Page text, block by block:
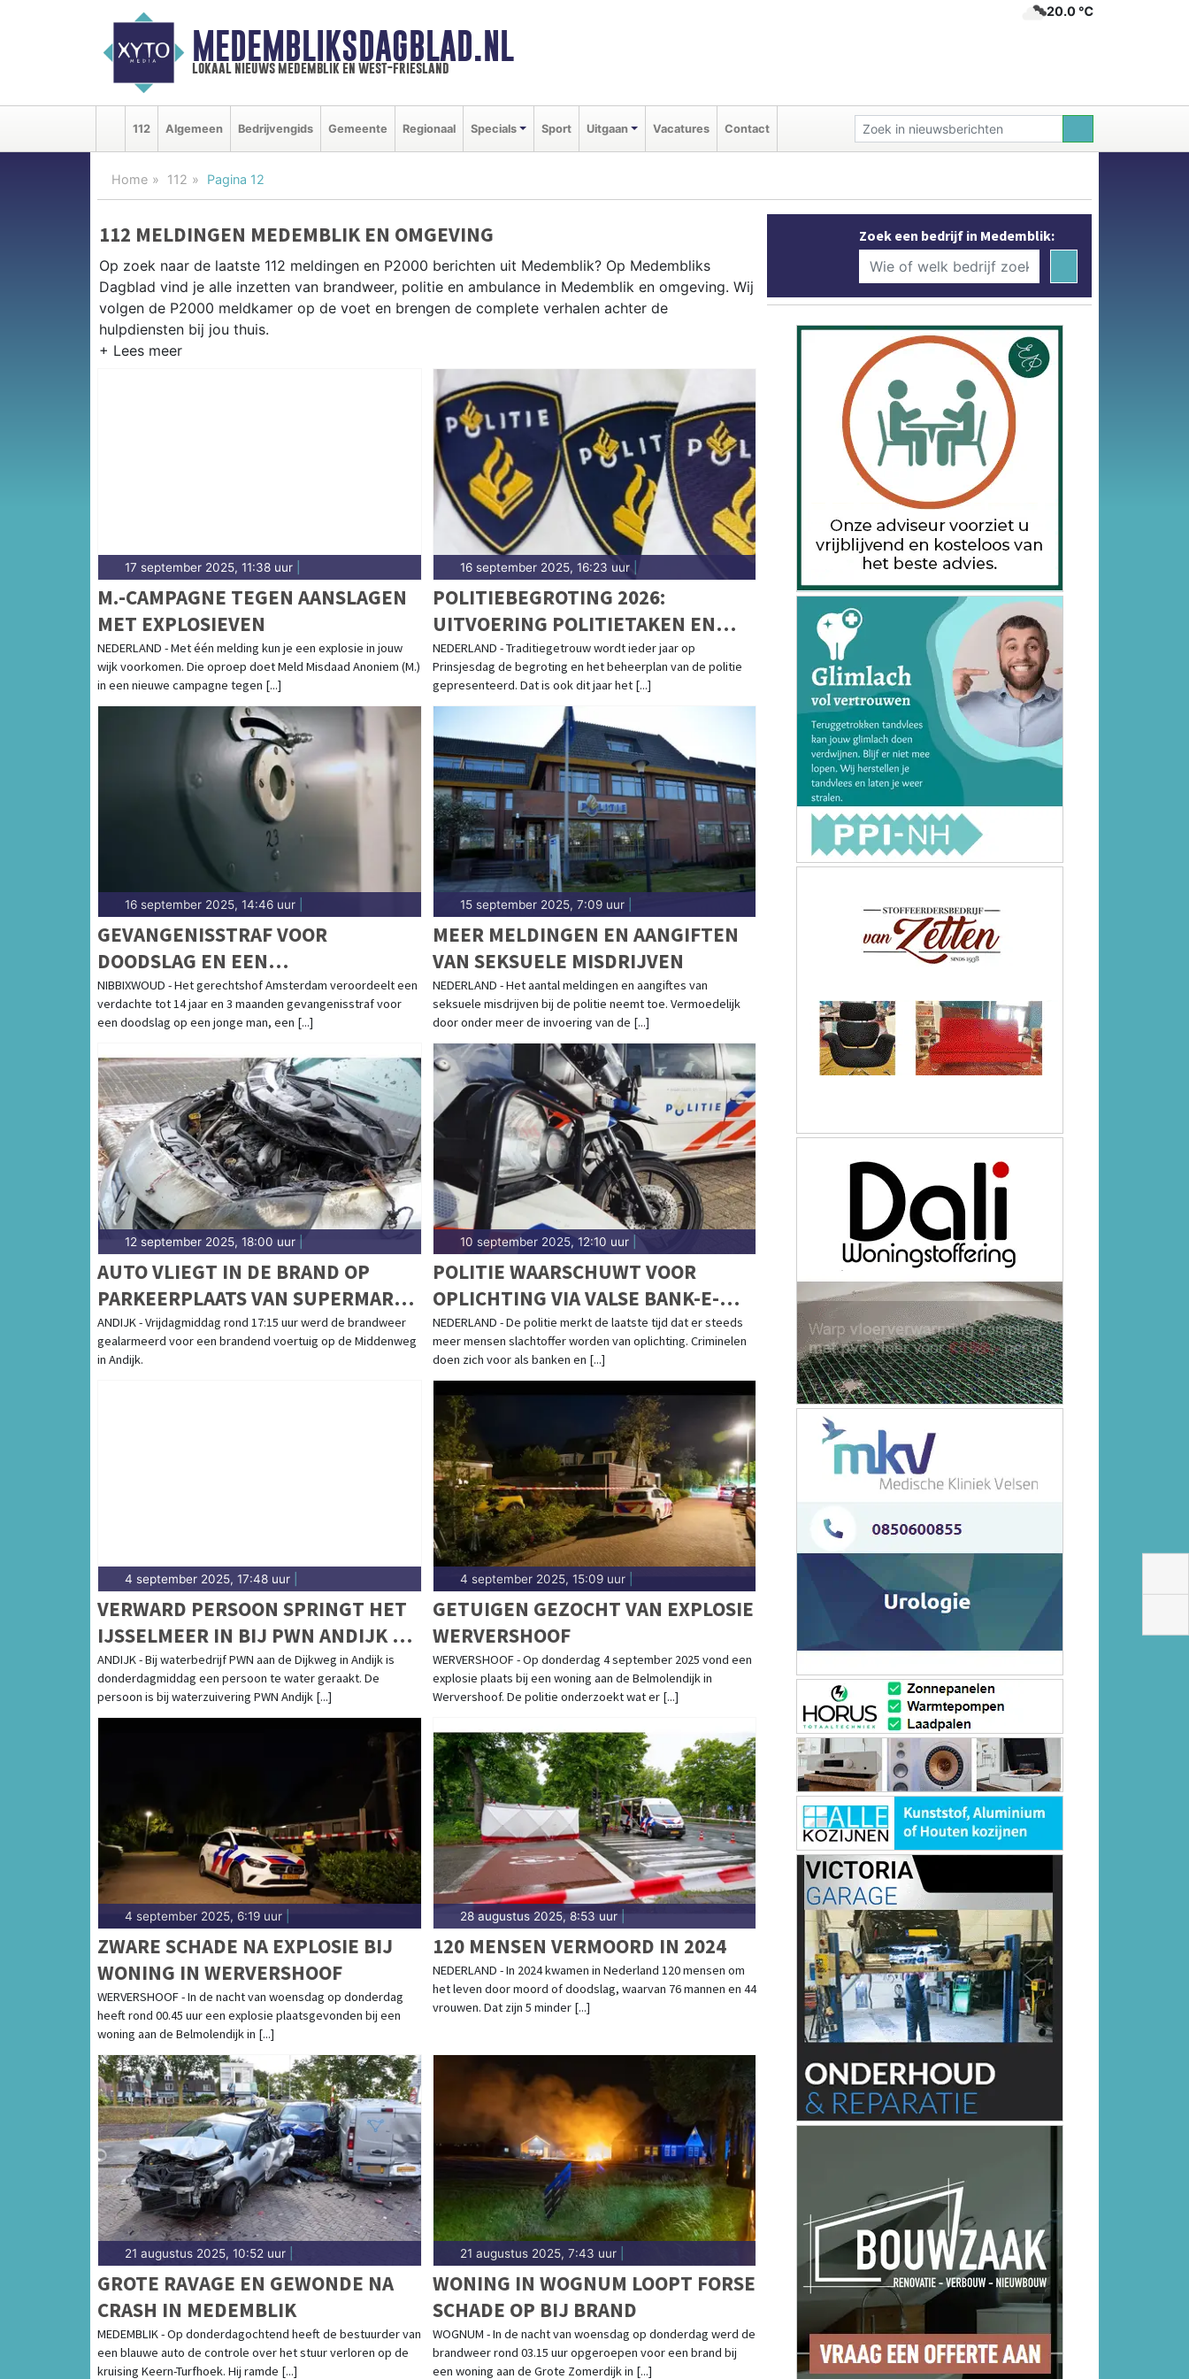
MEDEMBLIKSDAGBLAD.NL
lokaal nieuws medemblik en west-friesland
20.0 ℃
112 Algemeen Bedrijvengids Gemeente Regionaal Specials Sport Uitgaan Vacatures Contact
Home 112 Pagina 12
112 MELDINGEN MEDEMBLIK EN OMGEVING
Op zoek naar de laatste 112 meldingen en P2000 berichten uit Medemblik? Op Medembliks
Dagblad vind je alle inzetten van brandweer, politie en ambulance in Medemblik en omgeving. Wij
volgen de P2000 meldkamer op de voet en brengen de complete verhalen achter de
hulpdiensten bij jou thuis.
Van incidenten op de N240 en de Westerweg tot meldingen in Medemblik, Andijk, Wervershoof
en Oosterleek — onze redactie volgt het 112-nieuws in West-Friesland.
17 september 2025, 11:38 uur
M.-CAMPAGNE TEGEN AANSLAGEN
MET EXPLOSIEVEN
NEDERLAND - Met één melding kun je een explosie in jouw
wijk voorkomen. Die oproep doet Meld Misdaad Anoniem (M.)
in een nieuwe campagne tegen [...]
16 september 2025, 16:23 uur|
POLITIEBEGROTING 2026:
UITVOERING POLITIETAKEN EN
FINANCIËN NIET IN BALANS
NEDERLAND - Traditiegetrouw wordt ieder jaar op
Prinsjesdag de begroting en het beheerplan van de politie
gepresenteerd. Dat is ook dit jaar het [...]
16 september 2025, 14:46 uur
GEVANGENISSTRAF VOOR
DOODSLAG EN EEN
WONINGOVERVAL IN NIBBIXWOUD
NIBBIXWOUD - Het gerechtshof Amsterdam veroordeelt een
verdachte tot 14 jaar en 3 maanden gevangenisstraf voor
een doodslag op een jonge man, een [...]
15 september 2025, 7:09 uur|
MEER MELDINGEN EN AANGIFTEN
VAN SEKSUELE MISDRIJVEN
NEDERLAND - Het aantal meldingen en aangiftes van
seksuele misdrijven bij de politie neemt toe. Vermoedelijk
door onder meer de invoering van de [...]
12 september 2025, 18:00 uur
AUTO VLIEGT IN DE BRAND OP
PARKEERPLAATS VAN SUPERMARKT
IN ANDIJK
ANDIJK - Vrijdagmiddag rond 17:15 uur werd de brandweer
gealarmeerd voor een brandend voertuig op de Middenweg
in Andijk.
10 september 2025, 12:10 uur|
POLITIE WAARSCHUWT VOOR
OPLICHTING VIA VALSE BANK-E-
MAILS
NEDERLAND - De politie merkt de laatste tijd dat er steeds
meer mensen slachtoffer worden van oplichting. Criminelen
doen zich voor als banken en [...]
4 september 2025, 17:48 uur
VERWARD PERSOON SPRINGT HET
IJSSELMEER IN BIJ PWN ANDIJK EN
WILT ER NIET UIT
ANDIJK - Bij waterbedrijf PWN aan de Dijkweg in Andijk is
donderdagmiddag een persoon te water geraakt. De
persoon is bij waterzuivering PWN Andijk [...]
4 september 2025, 15:09 uur|
GETUIGEN GEZOCHT VAN EXPLOSIE
WERVERSHOOF
WERVERSHOOF - Op donderdag 4 september 2025 vond een
explosie plaats bij een woning aan de Belmolendijk in
Wervershoof. De politie onderzoekt wat er [...]
4 september 2025, 6:19 uur
ZWARE SCHADE NA EXPLOSIE BIJ
WONING IN WERVERSHOOF
WERVERSHOOF - In de nacht van woensdag op donderdag
heeft rond 00.45 uur een explosie plaatsgevonden bij een
woning aan de Belmolendijk in [...]
28 augustus 2025, 8:53 uur|
120 MENSEN VERMOORD IN 2024
NEDERLAND - In 2024 kwamen in Nederland 120 mensen om
het leven door moord of doodslag, waarvan 76 mannen en 44
vrouwen. Dat zijn 5 minder [...]
21 augustus 2025, 10:52 uur
GROTE RAVAGE EN GEWONDE NA
CRASH IN MEDEMBLIK
MEDEMBLIK - Op donderdagochtend heeft de bestuurder van
een blauwe auto de controle over het stuur verloren op de
kruising Keern-Turfhoek. Hij ramde [...]
21 augustus 2025, 7:43 uur|
WONING IN WOGNUM LOOPT FORSE
SCHADE OP BIJ BRAND
WOGNUM - In de nacht van woensdag op donderdag werd de
brandweer rond 03.15 uur opgeroepen voor een brand bij
een woning aan de Grote Zomerdijk in [...]
Zoek een bedrijf in Medemblik: